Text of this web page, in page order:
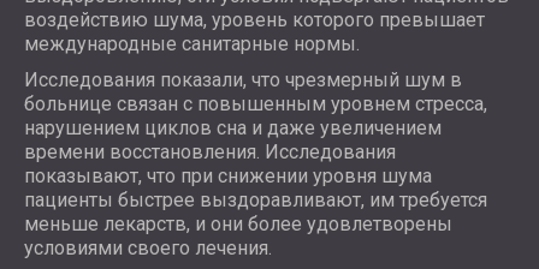
АКУСТИЧЕСКИЕ ПАНЕЛИ
WOOD WOOL АКУСТИЧЕСКИЕ ПАНЕЛИ
ПОГЛОТИТЕЛИ ПЕНЫ И БАСОВЫЕ
ЛОВУШКИ
ВСЕ АКУСТИЧЕСКИЕ ПАНЕЛИ
BLOG
R & D
НОВОСТИ
VIDEO
РЕКОМЕНДАЦИИ
ЧЛЕНСТВО
СЕКТОРОВ
ЗВУКОИЗОЛЯЦИЯ И АКУСТИКА ДЛЯ
ЖИЛЫЕ ДОМА
C SOUND INSULATION AND ACOUSTICS
FOR PRODUCTION FACILITIES
ЗВУКОИЗОЛЯЦИЯ И АКУСТИКА ДЛЯ
ОФИСЫ
SOUNDPROOFING AND АCOUSTICS OF
СЕРВИСЫ
АКУСТИЧЕСКИЙ КОНСАЛТИНГ
АКУСТИЧЕСКОЕ МОДЕЛИРОВАНИЕ
АКУСТИЧЕСКАЯ ИНЖЕНЕРИЯ
ИЗМЕРЕНИЕ
КУРИРОВАНИЕ ПРОЕКТОВ
ПРОЕКТЫ
КОНТАКТЫ
воздействию шума, уровень которого превышает
международные санитарные нормы.
Исследования показали, что чрезмерный шум в
больнице связан с повышенным уровнем стресса,
нарушением циклов сна и даже увеличением
времени восстановления. Исследования
показывают, что при снижении уровня шума
пациенты быстрее выздоравливают, им требуется
меньше лекарств, и они более удовлетворены
условиями своего лечения.